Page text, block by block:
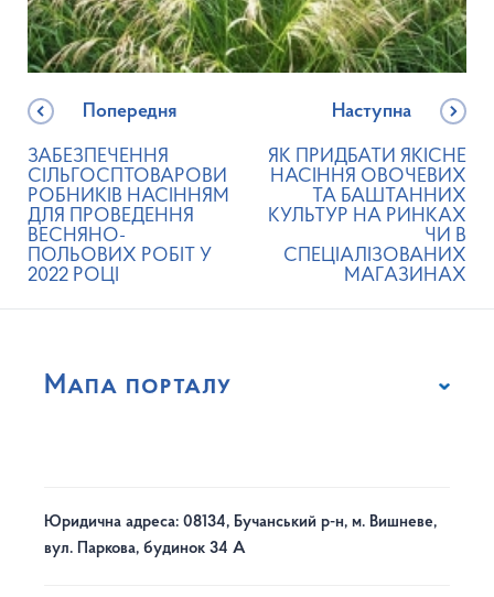
Попередня
ЗАБЕЗПЕЧЕННЯ
СІЛЬГОСПТОВАРОВИ
РОБНИКІВ НАСІННЯМ
ДЛЯ ПРОВЕДЕННЯ
ВЕСНЯНО-
ПОЛЬОВИХ РОБІТ У
2022 РОЦІ
Наступна
ЯК ПРИДБАТИ ЯКІСНЕ
НАСІННЯ ОВОЧЕВИХ
ТА БАШТАННИХ
КУЛЬТУР НА РИНКАХ
ЧИ В
СПЕЦІАЛІЗОВАНИХ
МАГАЗИНАХ
Мапа порталу
Юридична адреса: 08134, Бучанський р-н, м. Вишневе,
вул. Паркова, будинок 34 А